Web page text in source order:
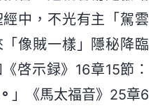
中，不光有主「駕雲
像賊一樣」隱秘降臨
啓示録》16章15節：
」《馬太福音》25章6